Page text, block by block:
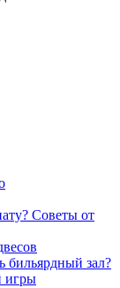
Советы от
бильярдный зал?
игры